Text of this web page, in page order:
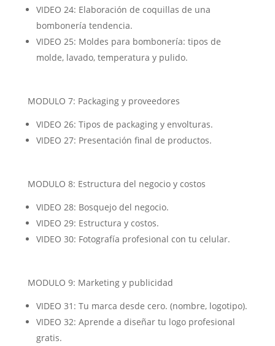
VIDEO 24: Elaboración de coquillas de una
bombonería tendencia.
VIDEO 25: Moldes para bombonería: tipos de
molde, lavado, temperatura y pulido.
MODULO 7: Packaging y proveedores
VIDEO 26: Tipos de packaging y envolturas.
VIDEO 27: Presentación final de productos.
MODULO 8: Estructura del negocio y costos
VIDEO 28: Bosquejo del negocio.
VIDEO 29: Estructura y costos.
VIDEO 30: Fotografía profesional con tu celular.
MODULO 9: Marketing y publicidad
VIDEO 31: Tu marca desde cero. (nombre, logotipo).
VIDEO 32: Aprende a diseñar tu logo profesional
gratis.